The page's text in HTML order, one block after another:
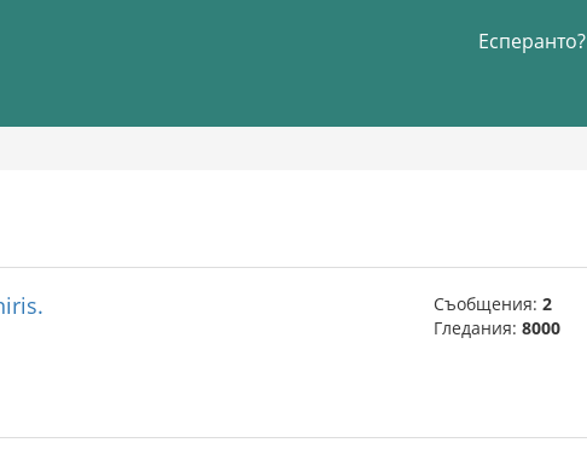
Есперанто?
Съобщения: 2
Гледания: 8000